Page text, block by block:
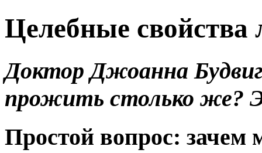
Целебные свойства
Доктор Джоанна
прожить столько же?
Простой вопрос: зачем